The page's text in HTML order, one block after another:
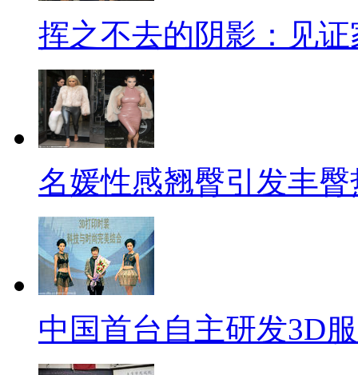
挥之不去的阴影：见
名媛性感翘臀引发丰臀
中国首台自主研发3D